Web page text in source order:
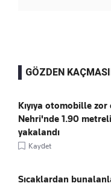
GÖZDEN
Kıyıya otomobille
Nehri'nde 1.90
yakalandı
Kaydet
Sıcaklardan